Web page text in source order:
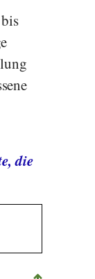
die